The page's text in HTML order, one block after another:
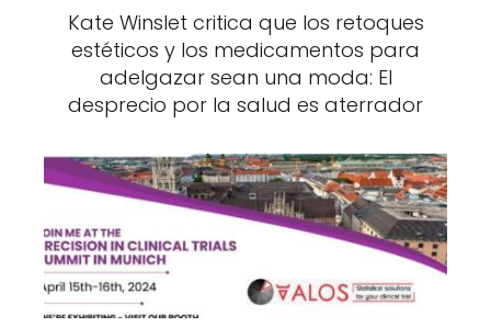
Kate Winslet critica que los retoques
estéticos y los medicamentos para
adelgazar sean una moda: El
desprecio por la salud es aterrador